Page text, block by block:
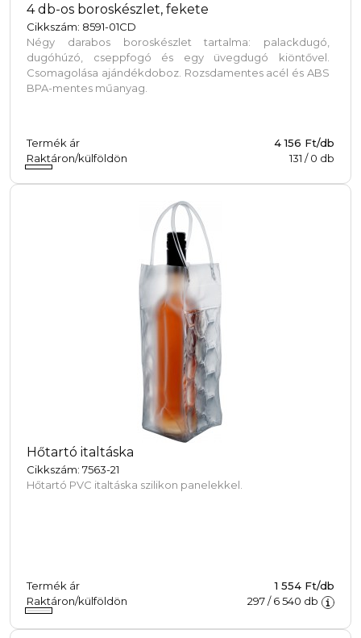
4 db-os boroskészlet, fekete
Cikkszám: 8591-01CD
Négy darabos boroskészlet tartalma: palackdugó,
dugóhúzó, cseppfogó és egy üvegdugó kiöntővel.
Csomagolása ajándékdoboz. Rozsdamentes acél és ABS
BPA-mentes műanyag.
Termék ár
4 156 Ft/db
Raktáron/külföldön
131 /0 db
Hőtartó italtáska
Cikkszám: 7563-21
Hőtartó PVC italtáska szilikon panelekkel.
Termék ár
1 554 Ft/db
Raktáron/külföldön
297/6 540 db